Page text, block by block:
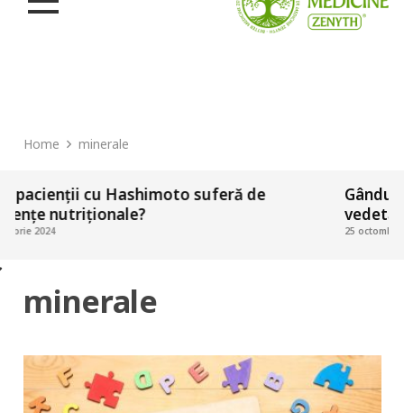
Home minerale
cu Hashimoto suferă de
Gândul zilei
vedetă printre
25 octombrie 2024
minerale